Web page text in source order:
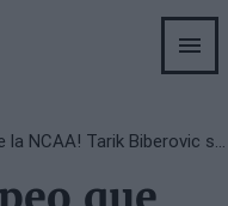
¡Un joven europeo que pasa de la NCAA! Tarik Biberovic seguirá en el Fenerbahce